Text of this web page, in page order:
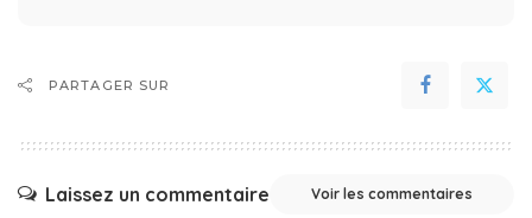
PARTAGER SUR
Laissez un commentaire Voir les commentaires